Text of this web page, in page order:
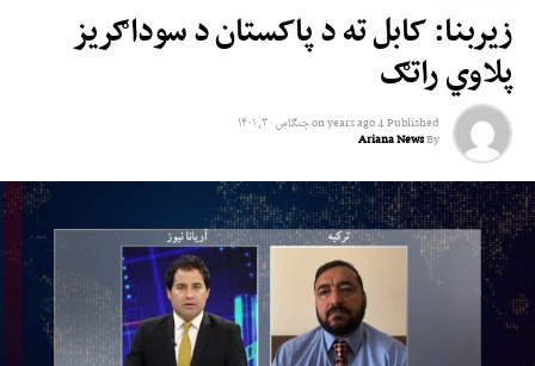
زیربنا: کابل ته د پاکستان د سوداګریز
پلاوي راتګ
Published
4 years ago
onچنګاښ ۳۰, ۱۴۰۱
By
Ariana News